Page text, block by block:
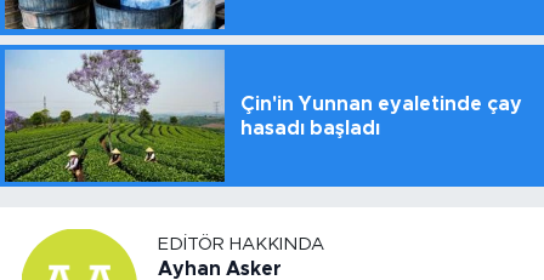
Çin'in Yunnan eyaletinde çay
hasadı başladı
EDITÖR HAKKINDA
Ayhan Asker